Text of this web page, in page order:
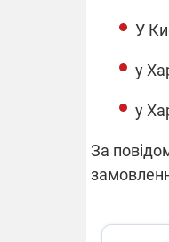
У
у
у
За